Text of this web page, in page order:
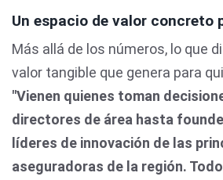
Un espacio de valor concreto
Más allá de los números, lo que
valor tangible que genera para
"Vienen quienes toman
directores de área hasta
líderes de innovación de las
aseguradoras de la región.